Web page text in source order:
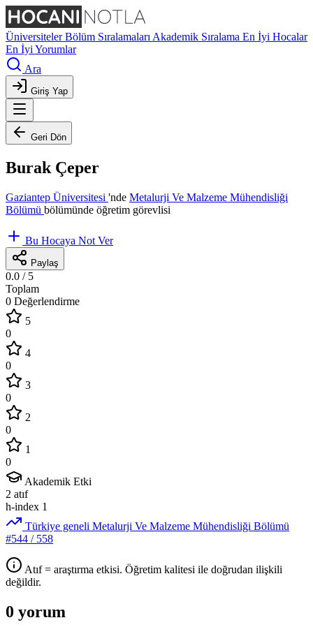
ÜniversitelerBölüm Sıralamaları Akademik Sıralama En İyi Hocalar
En İyi Yorumlar
Ara
Giriş Yap
Geri Dön
Burak Çeper
Gaziantep Üniversitesi 'nde Metalurji Ve Malzeme Mühendisliği
Bölümü bölümünde öğretim görevlisi
Bu Hocaya Not Ver
Paylaş
0.0 / 5
Toplam
0 Değerlendirme
5
0
4
0
3
0
2
0
1
0
Akademik Etki
2 atıf
h-index 1
Türkiye geneli Metalurji Ve Malzeme Mühendisliği Bölümü
#544 / 558
Atıf = araştırma etkisi. Öğretim kalitesi ile doğrudan ilişkili
değildir.
0 yorum